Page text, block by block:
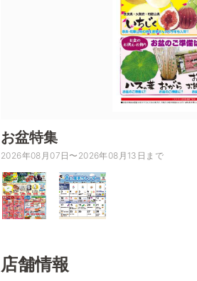
お盆特集
2026年08月07日〜2026年08月13日まで
店舗情報